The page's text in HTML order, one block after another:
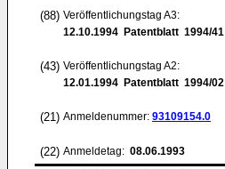
(88) Veröffentlichungstag A3:
12.10.1994 Patentblatt 1994/41
(43) Veröffentlichungstag A2:
12.01.1994 Patentblatt 1994/02
(21) Anmeldenummer: 93109154.0
(22) Anmeldetag: 08.06.1993